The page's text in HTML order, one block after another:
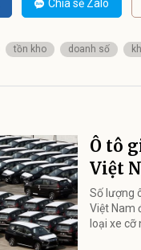
Chia sẻ Zalo
tồn kho doanh số
Ô tô
Việt
Số lượng
Việt Nam
loại xe cỡ